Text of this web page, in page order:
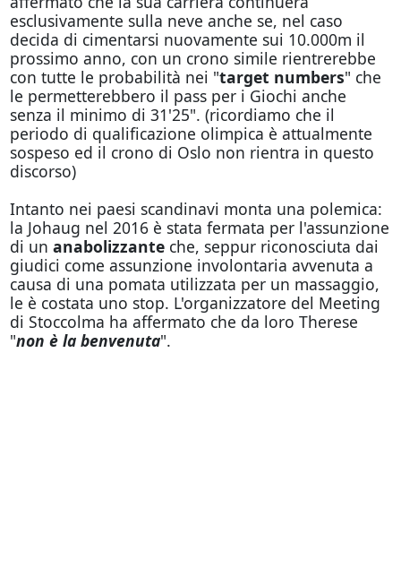
esclusivamente sulla neve anche se, nel caso
decida di cimentarsi nuovamente sui 10.000m il
prossimo anno, con un crono simile rientrerebbe
con tutte le probabilità nei "target numbers" che
le permetterebbero il pass per i Giochi anche
senza il minimo di 31'25". (ricordiamo che il
periodo di qualificazione olimpica è attualmente
sospeso ed il crono di Oslo non rientra in questo
discorso)
Intanto nei paesi scandinavi monta una polemica:
la Johaug nel 2016 è stata fermata per l'assunzione
di un anabolizzanteche, seppur riconosciuta dai
giudici come assunzione involontaria avvenuta a
causa di una pomata utilizzata per un massaggio,
le è costata uno stop. L'organizzatore del Meeting
di Stoccolma ha affermato che da loro Therese
"non è la benvenuta".